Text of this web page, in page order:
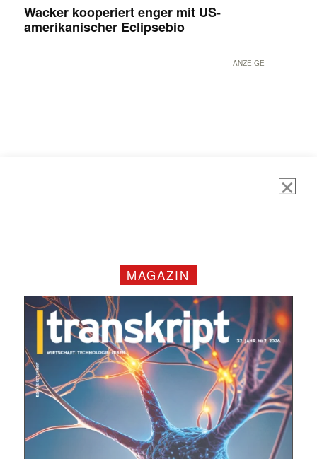
Wacker kooperiert enger mit US-
amerikanischer Eclipsebio
ANZEIGE
MAGAZIN